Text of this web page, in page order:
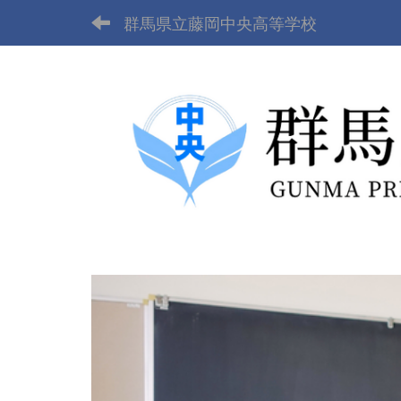
群馬県立藤岡中央高等学校
r